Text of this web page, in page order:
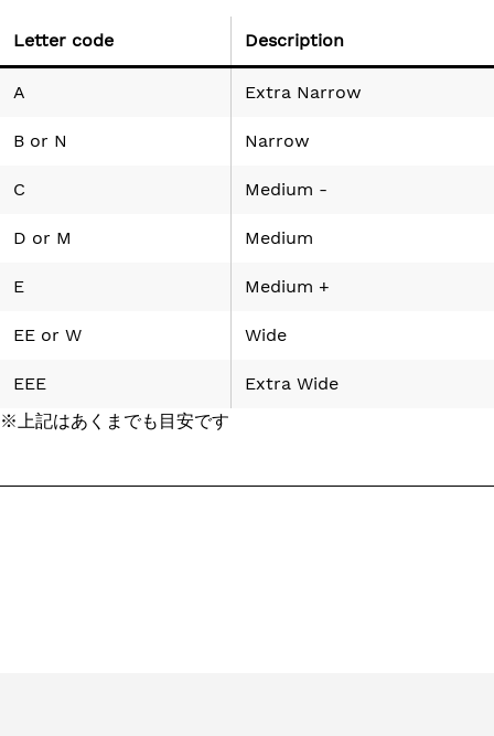
Letter code Description
A Extra Narrow
B or N Narrow
C Medium -
D or M Medium
E Medium +
EE or W Wide
EEE
Extra Wide
※上記はあくまでも目安です